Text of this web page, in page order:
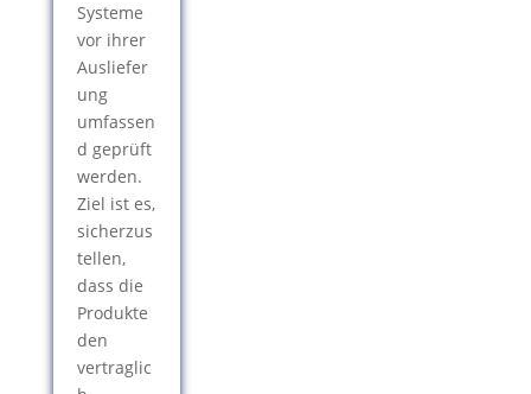
Systeme
vor ihrer
Ausliefer
ung
umfassen
d geprüft
werden.
Ziel ist es,
sicherzus
tellen,
dass die
Produkte
den
vertraglic